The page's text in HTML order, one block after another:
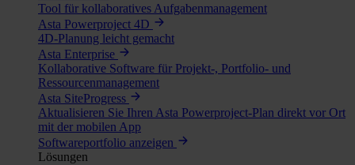
Tool für kollaboratives Aufgabenmanagement
Asta Powerproject 4D
4D-Planung leicht gemacht
Asta Enterprise
Kollaborative Software für Projekt-, Portfolio- und
Ressourcenmanagement
Asta SiteProgress
Aktualisieren Sie Ihren Asta Powerproject-Plan direkt vor Ort
mit der mobilen App
Softwareportfolio anzeigen
Lösungen